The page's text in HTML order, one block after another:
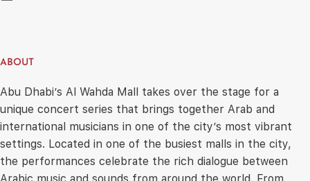
ABOUT
Abu Dhabi’s Al Wahda Mall takes over the stage for a
unique concert series that brings together Arab and
international musicians in one of the city’s most vibrant
settings. Located in one of the busiest malls in the city,
the performances celebrate the rich dialogue between